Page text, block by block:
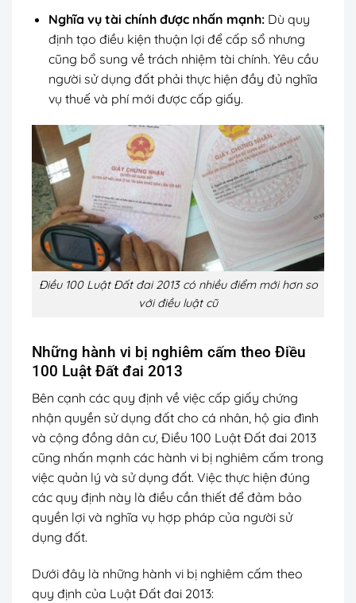
Nghĩa vụ tài chính được nhấn mạnh: Dù quy
định tạo điều kiện thuận lợi để cấp sổ nhưng
cũng bổ sung về trách nhiệm tài chính. Yêu cầu
người sử dụng đất phải thực hiện đầy đủ nghĩa
vụ thuế và phí mới được cấp giấy.
Điều 100 Luật Đất đai 2013 có nhiều điểm mới hơn so
với điều luật cũ
Những hành vi bị nghiêm cấm theo Điều
100 Luật Đất đai 2013
Bên cạnh các quy định về việc cấp giấy chứng
nhận quyền sử dụng đất cho cá nhân, hộ gia đình
và cộng đồng dân cư, Điều 100 Luật Đất đai 2013
cũng nhấn mạnh các hành vi bị nghiêm cấm trong
việc quản lý và sử dụng đất. Việc thực hiện đúng
các quy định này là điều cần thiết để đảm bảo
quyền lợi và nghĩa vụ hợp pháp của người sử
dụng đất.
Dưới đây là những hành vi bị nghiêm cấm theo
quy định của Luật Đất đai 2013: